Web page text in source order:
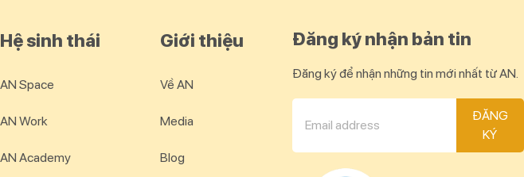
Hệ sinh thái
AN Space
AN Work
AN Academy
Giới thiệu
Về AN
Media
Blog
Đăng ký nhận bản tin
Đăng ký để nhận những tin mới nhất từ AN.
ĐĂNG
KÝ